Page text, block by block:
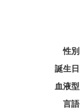
性別
誕生日
血液型
言語